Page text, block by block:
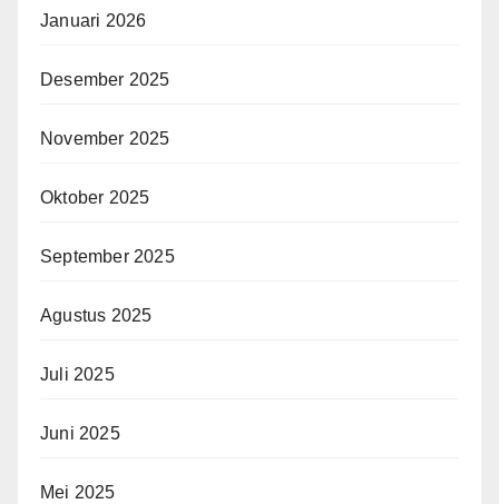
Januari 2026
Desember 2025
November 2025
Oktober 2025
September 2025
Agustus 2025
Juli 2025
Juni 2025
Mei 2025